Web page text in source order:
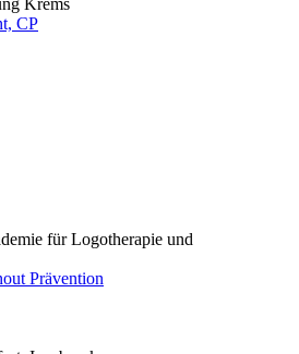
Krems
CP
für Logotherapie und
Prävention